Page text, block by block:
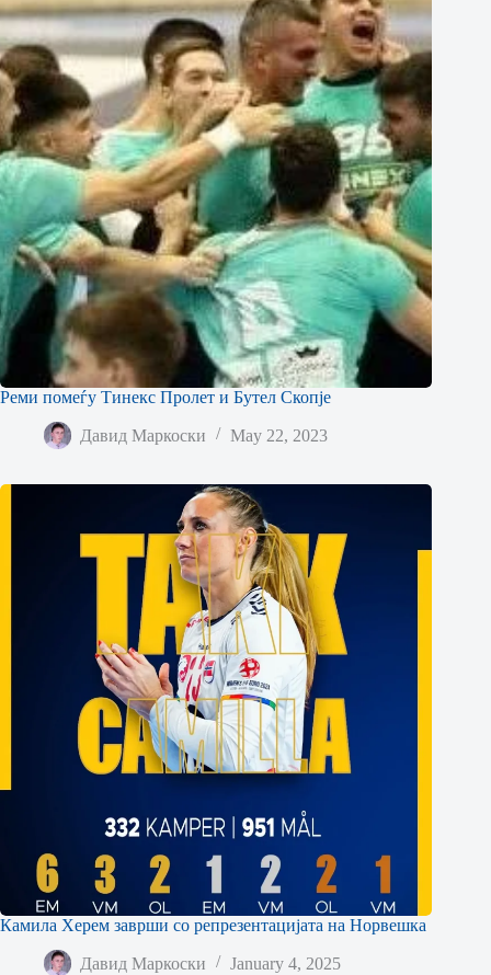
Реми помеѓу Тинекс Пролет и Бутел Скопје
Давид Маркоски May 22, 2023
Камила Херем заврши со репрезентацијата на Норвешка
Давид Маркоски January 4, 2025